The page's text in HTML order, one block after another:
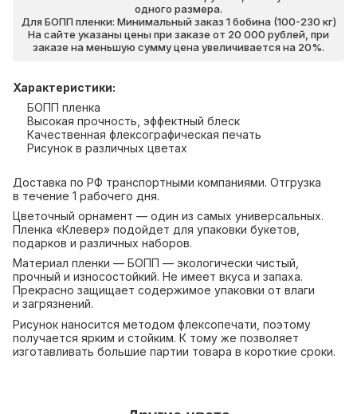
одного размера.
Для БОПП пленки: Минимальный заказ 1 бобина (100-230 кг)
На сайте указаны цены при заказе от 20 000 рублей, при
заказе на меньшую сумму цена увеличивается на 20%.
Характеристики:
БОПП пленка
Высокая прочность, эффектный блеск
Качественная флексографическая печать
Рисунок в различных цветах
Доставка по РФ транспортными компаниями. Отгрузка
в течение 1 рабочего дня.
Цветочный орнамент — один из самых универсальных.
Пленка «Клевер» подойдет для упаковки букетов,
подарков и различных наборов.
Материал пленки — БОПП — экологически чистый,
прочный и износостойкий. Не имеет вкуса и запаха.
Прекрасно защищает содержимое упаковки от влаги
и загрязнений.
Рисунок наносится методом флексопечати, поэтому
получается ярким и стойким. К тому же позволяет
изготавливать большие партии товара в короткие сроки.